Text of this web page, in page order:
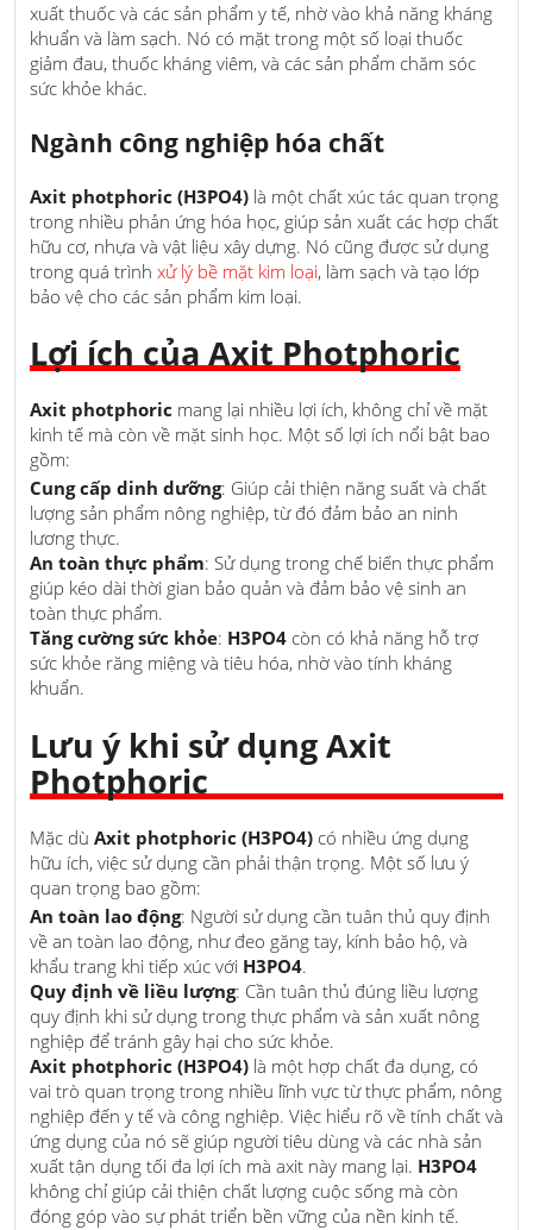
xuất thuốc và các sản phẩm y tế, nhờ vào khả năng kháng
khuẩn và làm sạch. Nó có mặt trong một số loại thuốc
giảm đau, thuốc kháng viêm, và các sản phẩm chăm sóc
sức khỏe khác.
Ngành công nghiệp hóa chất
Axit photphoric (H3PO4) là một chất xúc tác quan trọng
trong nhiều phản ứng hóa học, giúp sản xuất các hợp chất
hữu cơ, nhựa và vật liệu xây dựng. Nó cũng được sử dụng
trong quá trình xử lý bề mặt kim loại, làm sạch và tạo lớp
bảo vệ cho các sản phẩm kim loại.
Lợi ích của Axit Photphoric
Axit photphoric mang lại nhiều lợi ích, không chỉ về mặt
kinh tế mà còn về mặt sinh học. Một số lợi ích nổi bật bao
gồm:
Cung cấp dinh dưỡng: Giúp cải thiện năng suất và chất
lượng sản phẩm nông nghiệp, từ đó đảm bảo an ninh
lương thực.
An toàn thực phẩm: Sử dụng trong chế biến thực phẩm
giúp kéo dài thời gian bảo quản và đảm bảo vệ sinh an
toàn thực phẩm.
Tăng cường sức khỏe: H3PO4 còn có khả năng hỗ trợ
sức khỏe răng miệng và tiêu hóa, nhờ vào tính kháng
khuẩn.
Lưu ý khi sử dụng Axit
Photphoric
Mặc dù Axit photphoric (H3PO4) có nhiều ứng dụng
hữu ích, việc sử dụng cần phải thận trọng. Một số lưu ý
quan trọng bao gồm:
An toàn lao động: Người sử dụng cần tuân thủ quy định
về an toàn lao động, như đeo găng tay, kính bảo hộ, và
khẩu trang khi tiếp xúc với H3PO4.
Quy định về liều lượng: Cần tuân thủ đúng liều lượng
quy định khi sử dụng trong thực phẩm và sản xuất nông
nghiệp để tránh gây hại cho sức khỏe.
Axit photphoric (H3PO4) là một hợp chất đa dụng, có
vai trò quan trọng trong nhiều lĩnh vực từ thực phẩm, nông
nghiệp đến y tế và công nghiệp. Việc hiểu rõ về tính chất và
ứng dụng của nó sẽ giúp người tiêu dùng và các nhà sản
xuất tận dụng tối đa lợi ích mà axit này mang lại. H3PO4
không chỉ giúp cải thiện chất lượng cuộc sống mà còn
đóng góp vào sự phát triển bền vững của nền kinh tế.